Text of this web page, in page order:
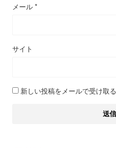
メール *
サイト
新しい投稿をメールで受け取る